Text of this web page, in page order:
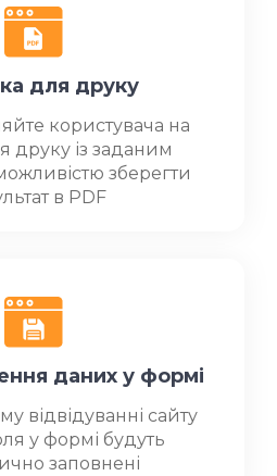
для друку
користувача на
друку із заданим
зберегти
в PDF
даних у формі
відвідуванні сайту
у формі будуть
заповнені